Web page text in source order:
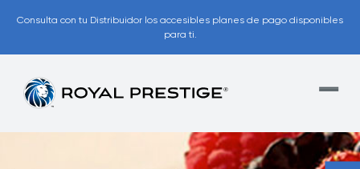
Consulta con tu Distribuidor los accesibles planes de pago disponibles
para ti.